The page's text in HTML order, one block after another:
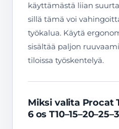
käyttämästä liian
sillä tämä voi
työkalua. Käytä
sisältää paljon
tiloissa työskentelyä.
Miksi valita Procat
6 os